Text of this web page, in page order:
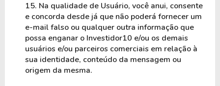
15. Na qualidade de Usuário, você anui, consente
e concorda desde já que não poderá fornecer um
e-mail falso ou qualquer outra informação que
possa enganar o Investidor10 e/ou os demais
usuários e/ou parceiros comerciais em relação à
sua identidade, conteúdo da mensagem ou
origem da mesma.